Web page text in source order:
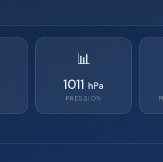
📊
1011 hPa
PRESSION